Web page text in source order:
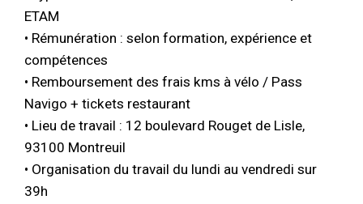
ETAM
• Rémunération : selon formation, expérience et
compétences
• Remboursement des frais kms à vélo / Pass
Navigo + tickets restaurant
• Lieu de travail : 12 boulevard Rouget de Lisle,
93100 Montreuil
• Organisation du travail du lundi au vendredi sur
39h